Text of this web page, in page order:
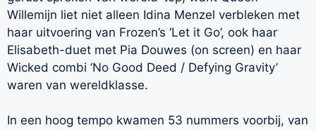
Willemijn liet niet alleen Idina Menzel verbleken met
haar uitvoering van Frozen’s ‘Let it Go’, ook haar
Elisabeth-duet met Pia Douwes (on screen) en haar
Wicked combi ‘No Good Deed / Defying Gravity’
waren van wereldklasse.
In een hoog tempo kwamen 53 nummers voorbij, van